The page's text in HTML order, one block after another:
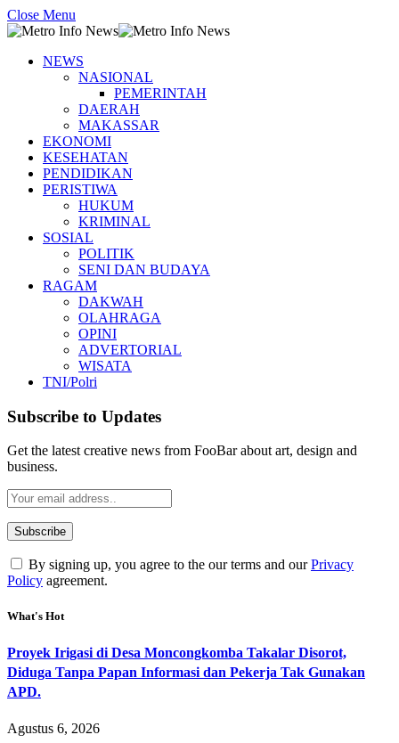
Close Menu
NEWS
NASIONAL
PEMERINTAH
DAERAH
MAKASSAR
EKONOMI
KESEHATAN
PENDIDIKAN
PERISTIWA
HUKUM
KRIMINAL
SOSIAL
POLITIK
SENI DAN BUDAYA
RAGAM
DAKWAH
OLAHRAGA
OPINI
ADVERTORIAL
WISATA
TNI/Polri
Subscribe to Updates
Get the latest creative news from FooBar about art, design and
business.
By signing up, you agree to the our terms and ourPrivacy
Policy agreement.
What's Hot
Proyek Irigasi di Desa Moncongkomba Takalar Disorot,
Diduga Tanpa Papan Informasi dan Pekerja Tak Gunakan
APD.
Agustus 6, 2026